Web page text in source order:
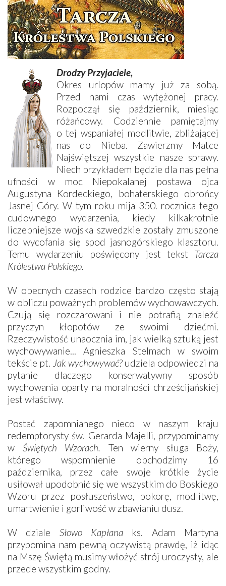
Drodzy Przyjaciele,
Okres urlopów mamy już za sobą.
Przed nami czas wytężonej pracy.
Rozpoczął się październik, miesiąc
różańcowy. Codziennie pamiętajmy
o tej wspaniałej modlitwie, zbliżającej
nas do Nieba. Zawierzmy Matce
Najświętszej wszystkie nasze sprawy.
Niech przykładem będzie dla nas pełna
ufności w moc Niepokalanej postawa ojca
Augustyna Kordeckiego, bohaterskiego obrońcy
Jasnej Góry. W tym roku mija 350. rocznica tego
cudownego wydarzenia, kiedy kilkakrotnie
liczebniejsze wojska szwedzkie zostały zmuszone
do wycofania się spod jasnogórskiego klasztoru.
Temu wydarzeniu poświęcony jest tekst Tarcza
Królestwa Polskiego.
W obecnych czasach rodzice bardzo często stają
w obliczu poważnych problemów wychowawczych.
Czują się rozczarowani i nie potrafią znaleźć
przyczyn kłopotów ze swoimi dziećmi.
Rzeczywistość unaocznia im, jak wielką sztuką jest
wychowywanie... Agnieszka Stelmach w swoim
tekście pt. Jak wychowywać?udziela odpowiedzi na
pytanie dlaczego konserwatywny sposób
wychowania oparty na moralności chrześcijańskiej
jest właściwy.
Postać zapomnianego nieco w naszym kraju
redemptorysty św. Gerarda Majelli, przypominamy
w Świętych Wzorach. Ten wierny sługa Boży,
którego wspomnienie obchodzimy 16
października, przez całe swoje krótkie życie
usiłował upodobnić się we wszystkim do Boskiego
Wzoru przez posłuszeństwo, pokorę, modlitwę,
umartwienie i gorliwość w zbawianiu dusz.
W dziale Słowo Kapłana ks. Adam Martyna
przypomina nam pewną oczywistą prawdę, iż idąc
na Mszę Świętą musimy włożyć strój uroczysty, ale
przede wszystkim godny.